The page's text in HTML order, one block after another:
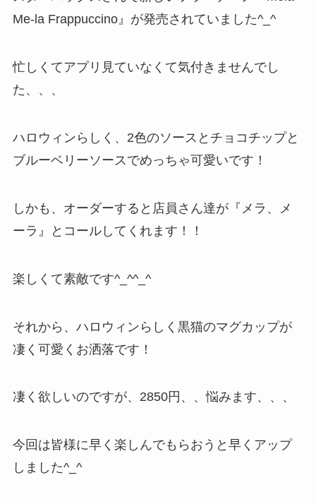
Me-la Frappuccino』が発売されていました^_^
忙しくてアプリ見ていなくて気付きませんでし
た、、、
ハロウィンらしく、2色のソースとチョコチップと
ブルーベリーソースでめっちゃ可愛いです！
しかも、オーダーすると店員さん達が『メラ、メ
ーラ』とコールしてくれます！！
楽しくて素敵です^_^^_^
それから、ハロウィンらしく黒猫のマグカップが
凄く可愛くお洒落です！
凄く欲しいのですが、2850円、、悩みます、、、
今回は皆様に早く楽しんでもらおうと早くアップ
しました^_^